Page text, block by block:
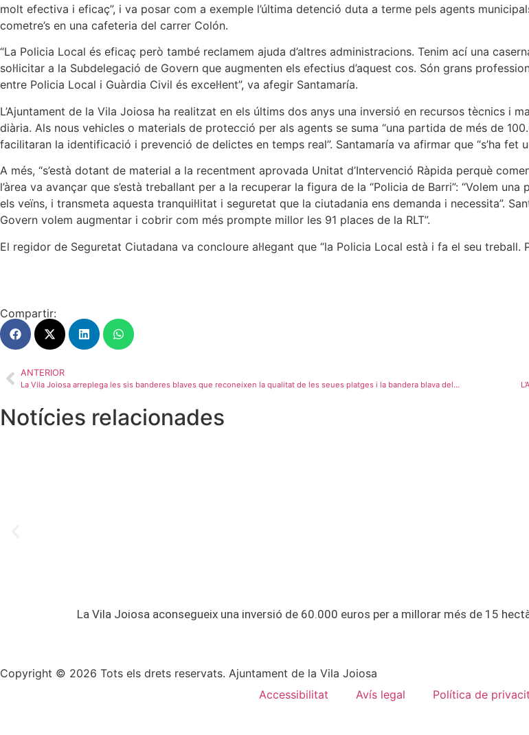
molt efectiva i eficaç”, i va posar com a exemple l’última detenció duta a terme pels agents
cometre’s en una cafeteria del carrer Colón.
“La Policia Local és eficaç però també reclamem ajuda d’altres administracions. Tenim ací una
sol·licitar a la Subdelegació de Govern que augmenten els efectius d’aquest cos. Són grans
entre Policia Local i Guàrdia Civil és excel·lent”, va afegir Santamaría.
L’Ajuntament de la Vila Joiosa ha realitzat en els últims dos anys una inversió en recursos tècnics i
diària. Als nous vehicles o materials de protecció per als agents se suma “una partida de més de
facilitaran la identificació i prevenció de delictes en temps real”. Santamaría va afirmar que “s’ha fet
A més, “s’està dotant de material a la recentment aprovada Unitat d’Intervenció Ràpida perquè
l’àrea va avançar que s’està treballant per a la recuperar la figura de la “Policia de Barri”: “Volem
els veïns, i transmeta aquesta tranquil·litat i seguretat que la ciutadania ens demanda i necessita”.
Govern volem augmentar i cobrir com més prompte millor les 91 places de la RLT”.
El regidor de Seguretat Ciutadana va concloure al·legant que “la Policia Local està i fa el seu
Compartir:
ANTERIOR
La Vila Joiosa arreplega les sis banderes blaves que reconeixen la qualitat de les seues platges i la bandera blava del Club Nàutic
Notícies relacionades
La Vila Joiosa aconsegueix una inversió de 60.000 euros per a millorar més de 15
Copyright © 2026 Tots els drets reservats. Ajuntament de la Vila Joiosa
Accessibilitat
Avís legal Política de